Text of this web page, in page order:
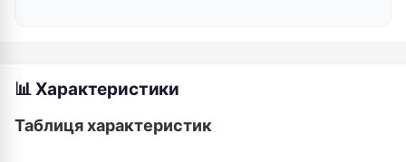
📊 Характеристики
Таблиця характеристик